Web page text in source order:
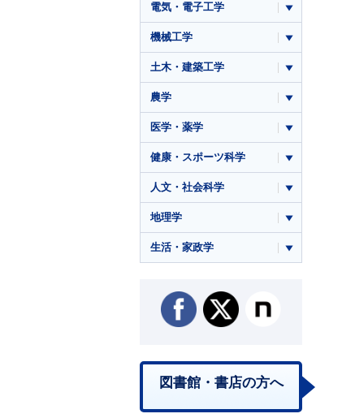
電気・電子工学
機械工学
土木・建築工学
農学
医学・薬学
健康・スポーツ科学
人文・社会科学
地理学
生活・家政学
図書館・書店の方へ